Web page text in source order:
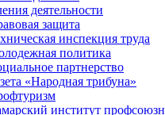
деятельности
защита
инспекция труда
политика
партнерство
«Народная трибуна»
институт